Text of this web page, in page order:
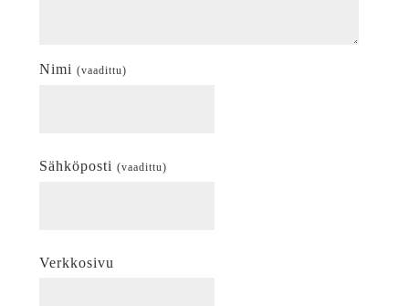
Nimi (vaadittu)
Sähköposti (vaadittu)
Verkkosivu